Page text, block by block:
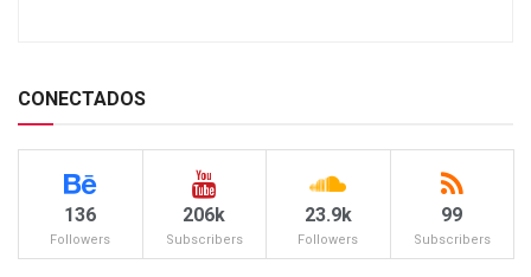
CONECTADOS
136
Followers
206k
Subscribers
23.9k
Followers
99
Subscribers